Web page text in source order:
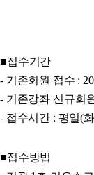
■접수기간
- 기존회원 접수 :
- 기존강좌 신규회
- 접수시간 : 평일(
■접수방법